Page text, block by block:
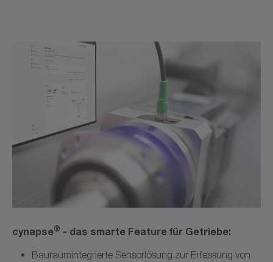
cynapse® - das smarte Feature für Getriebe:
Bauraumintegrierte Sensorlösung zur Erfassung von